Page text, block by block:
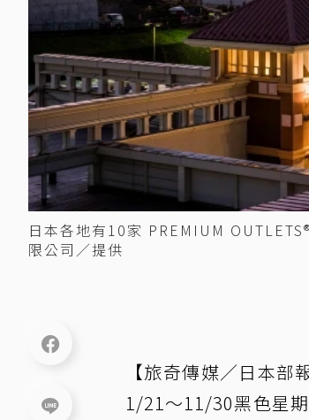
日本各地有10家 PREMIUM
限公司／提供
【旅奇傳媒／日本
1/21～11/30黑色星